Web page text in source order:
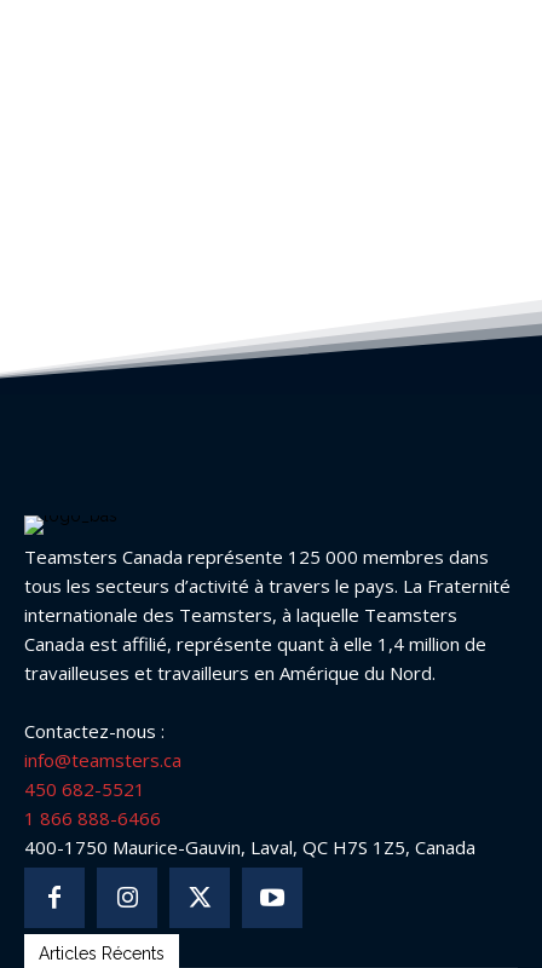
Teamsters Canada représente 125 000 membres dans
tous les secteurs d’activité à travers le pays. La Fraternité
internationale des Teamsters, à laquelle Teamsters
Canada est affilié, représente quant à elle 1,4 million de
travailleuses et travailleurs en Amérique du Nord.
Contactez-nous :
info@teamsters.ca
450 682-5521
1 866 888-6466
400-1750 Maurice-Gauvin, Laval, QC H7S 1Z5, Canada
Articles Récents